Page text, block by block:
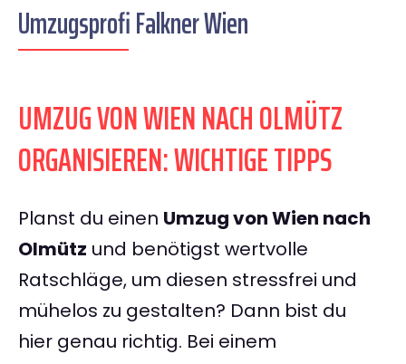
Umzugsprofi Falkner Wien
UMZUG VON WIEN NACH OLMÜTZ
ORGANISIEREN: WICHTIGE TIPPS
Planst du einen Umzug von Wien nach
Olmütz und benötigst wertvolle
Ratschläge, um diesen stressfrei und
mühelos zu gestalten? Dann bist du
hier genau richtig. Bei einem